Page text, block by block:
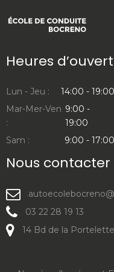
Heures
Lun - Jeu :
14:00 - 19:00
Mar-Mer-Ven
:
9:00 -
19:00
Sam :
9:00 - 17:00
Nous contacter
03 22 28 19 13
14 Bd de la